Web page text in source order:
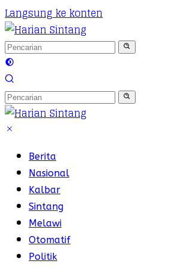
Langsung ke konten
Berita
Nasional
Kalbar
Sintang
Melawi
Otomatif
Politik